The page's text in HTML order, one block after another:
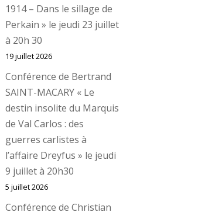
1914 – Dans le sillage de
Perkain » le jeudi 23 juillet
à 20h 30
19 juillet 2026
Conférence de Bertrand
SAINT-MACARY « Le
destin insolite du Marquis
de Val Carlos : des
guerres carlistes à
l’affaire Dreyfus » le jeudi
9 juillet à 20h30
5 juillet 2026
Conférence de Christian